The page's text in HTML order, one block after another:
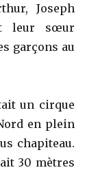
Joseph
leur sœur
garçons au
un cirque
en plein
chapiteau.
30 mètres